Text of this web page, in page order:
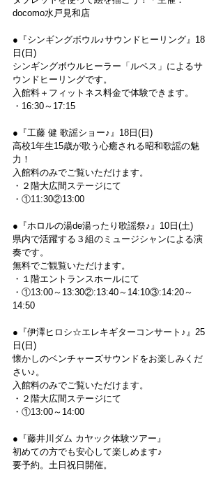
docomo水戸見和店
●『シンギングボウル♪サウンドヒーリング』18
日(日)
シンギングボウルヒーラー「ルペス」によるサ
ウンドヒーリングです。
入館料＋フィットネス料金で体験できます。
・16:30～17:15
●『工藤 健 歌謡ショー♪』18日(日)
高校1年生15歳が歌う心癒される昭和歌謡の魅
力！
入館料のみでご覧いただけます。
・２階大広間ステージにて
・①11:30②13:00
●『ホロルの湯de湯ったり歌謡祭♪』10日(土)
県内で活躍する３組のミュージシャンによる演
奏です。
無料でご観覧いただけます。
・１階エントランスホールにて
・①13:00～13:30②:13:40～14:10③:14:20～
14:50
●『伊澤ヒロシ☆エレキギターコンサート♪』25
日(日)
懐かしのベンチャーズサウンドをお楽しみくだ
さい♪。
入館料のみでご覧いただけます。
・２階大広間ステージにて
・①13:00～14:00
●『藤井川ダム カヤック体験ツアー』
初めての方でも安心して楽しめます♪
要予約。土日祝日開催。